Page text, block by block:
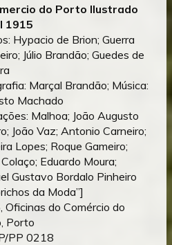
do Porto Ilustrado
1915
Hypacio de Brion; Guerra
Júlio Brandão; Guedes de
Marçal Brandão; Música:
Machado
Malhoa; João Augusto
João Vaz; Antonio Carneiro;
Lopes; Roque Gameiro;
Colaço; Eduardo Moura;
Gustavo Bordalo Pinheiro
da Moda”]
Oficinas do Comércio do
Porto
PP 0218